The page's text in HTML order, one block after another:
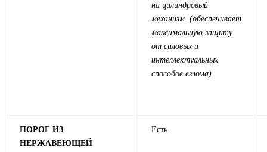
на цилиндровый
механизм (обеспечивает
максимальную защиту
от силовых и
интеллектуальных
способов взлома)
ПОРОГ ИЗ
НЕРЖАВЕЮЩЕЙ
Есть